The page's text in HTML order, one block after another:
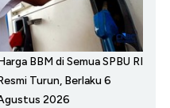
BBM di Semua SPBU RI
Turun, Berlaku 6
2026